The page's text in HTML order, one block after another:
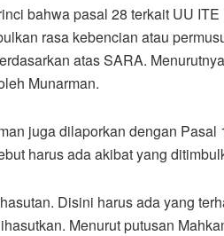
bahwa pasal 28 terkait UU
rasa kebencian atau
atas SARA.
Munarman.
juga dilaporkan dengan
harus ada akibat yang
Disini harus ada yang
Menurut putusan